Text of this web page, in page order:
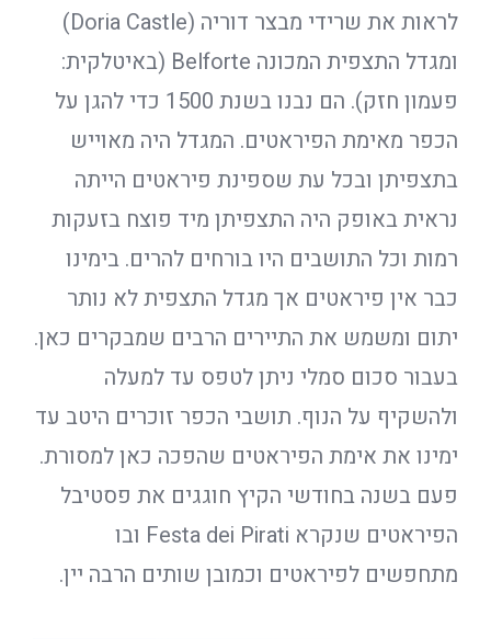
לראות את שרידי מבצר דוריה (Doria Castle)
ומגדל התצפית המכונה Belforte (באיטלקית:
פעמון חזק). הם נבנו בשנת 1500 כדי להגן על
הכפר מאימת הפיראטים. המגדל היה מאוייש
בתצפיתן ובכל עת שספינת פיראטים הייתה
נראית באופק היה התצפיתן מיד פוצח בזעקות
רמות וכל התושבים היו בורחים להרים. בימינו
כבר אין פיראטים אך מגדל התצפית לא נותר
יתום ומשמש את התיירים הרבים שמבקרים כאן.
בעבור סכום סמלי ניתן לטפס עד למעלה
ולהשקיף על הנוף. תושבי הכפר זוכרים היטב עד
ימינו את אימת הפיראטים שהפכה כאן למסורת.
פעם בשנה בחודשי הקיץ חוגגים את פסטיבל
הפיראטים שנקרא Festa dei Pirati ובו
מתחפשים לפיראטים וכמובן שותים הרבה יין.